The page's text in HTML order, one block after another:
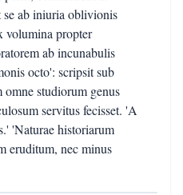
se ab iniuria oblivionis
volumina propter
ab incunabulis
octo': scripsit sub
studiorum genus
servitus fecisset. 'A
'Naturae historiarum
eruditum, nec minus